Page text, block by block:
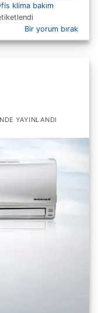
klima bakım
Bir yorum bırak
YAYINLANDI